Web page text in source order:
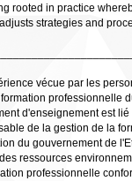
rooted in practice
strategies and
vécue par les
professionnelle
d'enseignement est
de la gestion de la
du gouvernement de
ressources
professionnelle